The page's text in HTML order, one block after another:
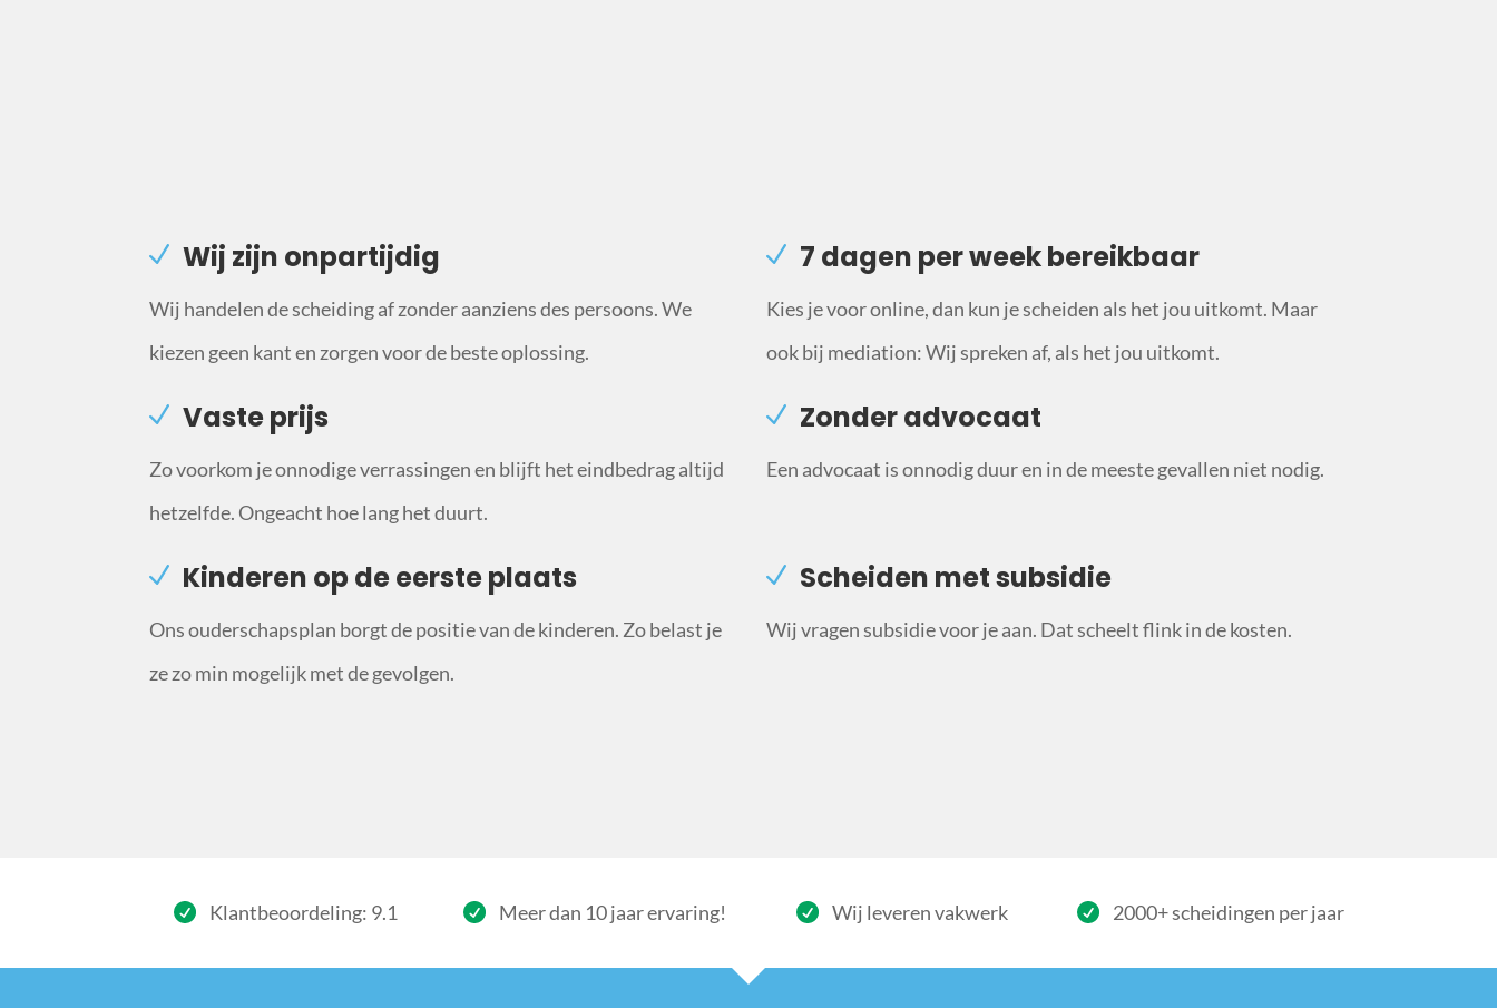
Wij zijn onpartijdig
Wij handelen de scheiding af zonder aanziens des persoons. We
kiezen geen kant en zorgen voor de beste oplossing.
7 dagen per week bereikbaar
Kies je voor online, dan kun je scheiden als het jou uitkomt. Maar
ook bij mediation: Wij spreken af, als het jou uitkomt.
Vaste prijs
Zo voorkom je onnodige verrassingen en blijft het eindbedrag altijd
hetzelfde. Ongeacht hoe lang het duurt.
Zonder advocaat
Een advocaat is onnodig duur en in de meeste gevallen niet nodig.
Kinderen op de eerste plaats
Ons ouderschapsplan borgt de positie van de kinderen. Zo belast je
ze zo min mogelijk met de gevolgen.
Scheiden met subsidie
Wij vragen subsidie voor je aan. Dat scheelt flink in de kosten.
Klantbeoordeling: 9.1 Meer dan 10 jaar ervaring! Wij leveren vakwerk 2000+ scheidingen per jaar